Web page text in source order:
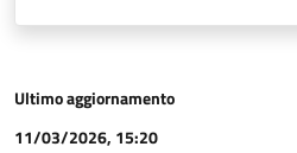
Ultimo aggiornamento
11/03/2026, 15:20